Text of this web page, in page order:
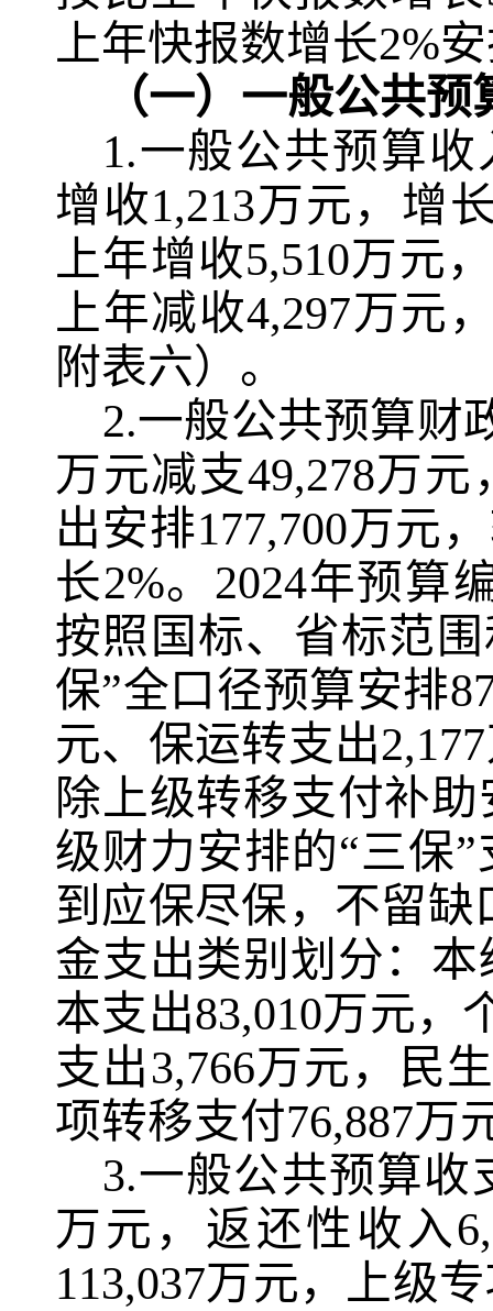
上年快报数增长2%
（一）一般公共预
1.一般公共预算收
增收1,213万元，增
上年增收5,510万元
上年减收4,297万元
附表六）。
2.一般公共预算财
万元减支49,278万元
出安排177,700万元
长2%。 2024年预算
按照国标、省标范
保”全口径预算安排
元、保运转支出2,177
除上级转移支付补
级财力安排的“三保”
到应保尽保，不留缺
金支出类别划分：
本支出83,010万元，
支出3,766万元，民
项转移支付76,887万
3.一般公共预算收
万元，返还性收入
113,037万元，上级